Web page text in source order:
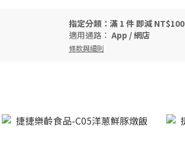
指定分類：滿 1 件 即減 NT$100
適用通路： App /網店
條款與細則